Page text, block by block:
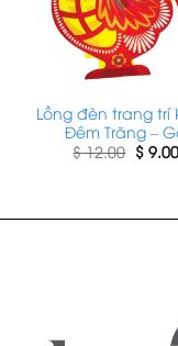
Lồng đèn trang trí
Đêm Trăng –
$12.00 Giá
gốc
$9.00